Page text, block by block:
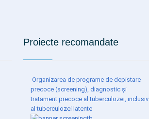
Proiecte recomandate
Organizarea de programe de depistare
precoce (screening), diagnostic și
tratament precoce al tuberculozei, inclusiv
al tuberculozei latente